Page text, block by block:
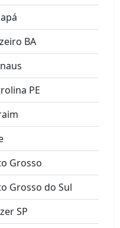
BA
PE
Grosso
Grosso do Sul
SP